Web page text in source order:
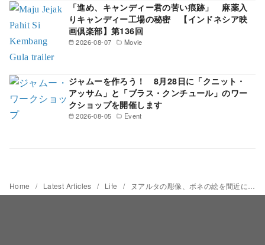
2026-08-07 Movie
「進め、キャンディー君の苦い痕跡」 麻薬入
りキャンディー工場の秘密 【インドネシア映
画倶楽部】第136回
2026-08-05 Event
ジャムーを作ろう！ 8月28日に「クニット・
アッサム」と「ブラス・クンチュール」のワー
クショップを開催します
Home Latest Articles Life ヌアルタの彫像、ボネの絵を間近に プラザ・スナヤンで展示会